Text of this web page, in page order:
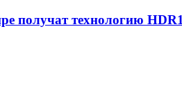
получат технологию